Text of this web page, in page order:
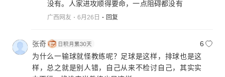
没有。人家进攻顺得要命，一点阻碍都没有
广西网友 6月26日 回复
张奇
6
为什么一输球就怪教练呢？足球是这样，排球也是这
样，总之就是别人错，自己从来不检讨自己，其实实